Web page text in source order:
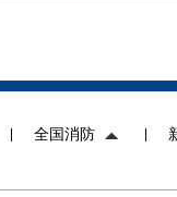
全国消防